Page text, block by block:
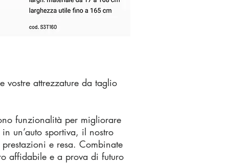
vostre attrezzature da taglio
funzionalità per migliorare
un’auto sportiva, il nostro
e resa. Combinate
affidabile e a prova di futuro